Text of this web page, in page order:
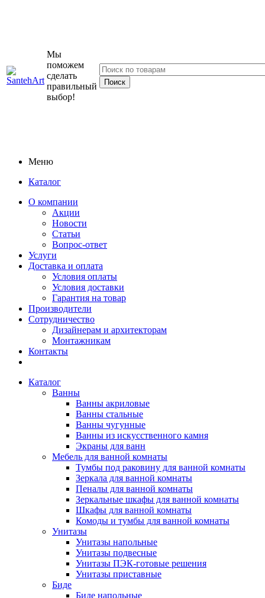
Мы
поможем
сделать
правильный
выбор!
Меню
Каталог
О компании
Акции
Новости
Статьи
Вопрос-ответ
Услуги
Доставка и оплата
Условия оплаты
Условия доставки
Гарантия на товар
Производители
Сотрудничество
Дизайнерам и архитекторам
Монтажникам
Контакты
Каталог
Ванны
Ванны акриловые
Ванны стальные
Ванны чугунные
Ванны из искусственного камня
Экраны для ванн
Мебель для ванной комнаты
Тумбы под раковину для ванной комнаты
Зеркала для ванной комнаты
Пеналы для ванной комнаты
Зеркальные шкафы для ванной комнаты
Шкафы для ванной комнаты
Комоды и тумбы для ванной комнаты
Унитазы
Унитазы напольные
Унитазы подвесные
Унитазы ПЭК-готовые решения
Унитазы приставные
Биде
Биде напольные